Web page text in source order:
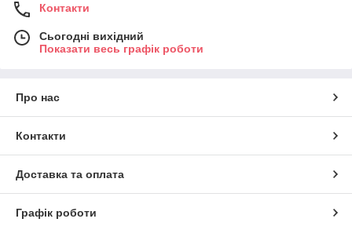
Контакти
Сьогодні вихідний
Показати весь графік роботи
Про нас
Контакти
Доставка та оплата
Графік роботи